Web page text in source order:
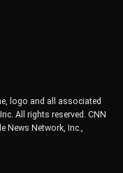
logo and all associated
All rights reserved. CNN
News Network, Inc.,